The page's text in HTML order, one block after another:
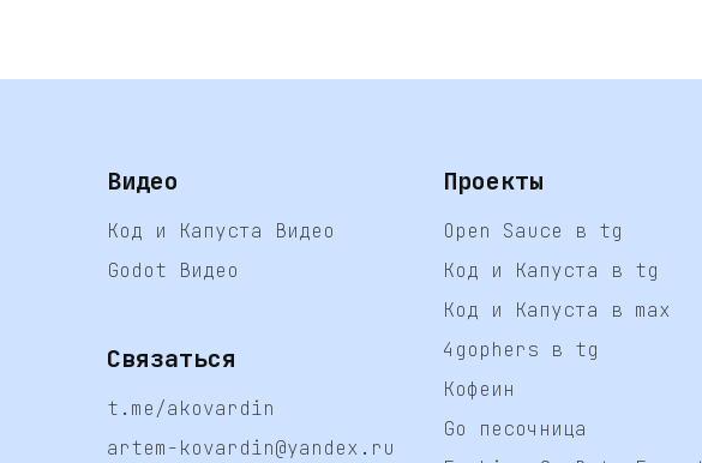
Видео
Код и Капуста Видео
Godot Видео
Связаться
t.me/akovardin
artem-kovardin@yandex.ru
Проекты
Open Sauce в tg
Код и Капуста в tg
Код и Капуста в max
4gophers в tg
Кофеин
Go песочница